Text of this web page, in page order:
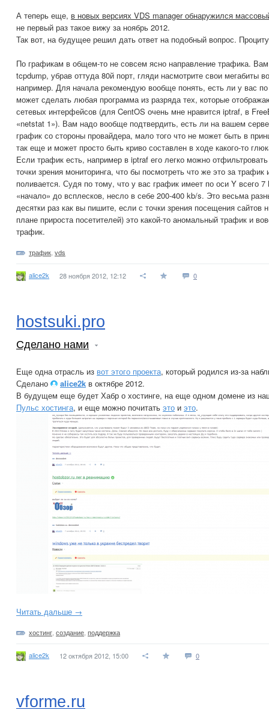
А теперь еще, в новых версиях VDS manager обнаружился
не первый раз такое вижу за ноябрь 2012.
Так вот, на будущее решил дать ответ на подобный вопрос.
По графикам в общем-то не совсем ясно направление трафика.
tcpdump, убрав оттуда 80й порт, гляди насмотрите свои мегабиты
например. Для начала рекомендую вообще понять, есть ли у вас
может сделать любая программа из разряда тех, которые
сетевых интерфейсов (для CentOS очень мне нравится iptraf, в
«netstat 1»). Вам надо вообще подтвердить, есть ли на вашем
график со стороны провайдера, мало того что не может быть в
так еще и может просто быть криво составлен в ходе какого-то
Если трафик есть, например в iptraf его легко можно
точки зрения мониторинга, что бы посмотреть что же это за трафик
поливается. Судя по тому, что у вас график имеет по оси Y всего
«начало» до всплесков, несло в себе 200-400 kb/s. Это весьма
десятки раз как вы пишите, если с точки зрения посещения сайтов
плане прироста посетителей) это какой-то аномальный трафик и
трафик.
трафик vds
alice2k 28 ноября 2012, 12:12 0
hostsuki.pro
Сделано нами
Еще одна отрасль из вот этого проекта, который родился из-за
Сделано
alice2k в октябре 2012.
В будущем еще будет Хабр о хостинге, на еще одном домене из
Пульс хостинга, и еще можно почитать это и это.
Читать дальше →
хостинг создание поддержка
alice2k 12 октября 2012, 15:00 0
vforme.ru